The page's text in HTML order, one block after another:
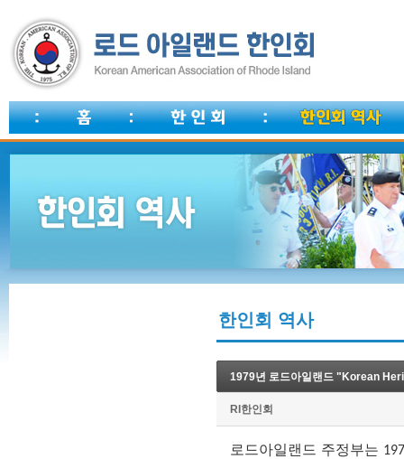
한인회 역사
1979년 로드아일랜드 "Korean
RI한인회
로드아일랜드 주정부는